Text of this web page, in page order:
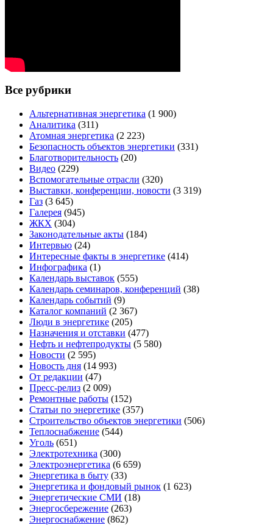
Все рубрики
Альтернативная энергетика (1 900)
Аналитика (311)
Атомная энергетика (2 223)
Безопасность объектов энергетики (331)
Благотворительность (20)
Видео (229)
Вспомогательные отрасли (320)
Выставки, конференции, новости (3 319)
Газ (3 645)
Галерея (945)
ЖКХ (304)
Законодательные акты (184)
Интервью (24)
Интересные факты в энергетике (414)
Инфографика (1)
Календарь выставок (555)
Календарь семинаров, конференций (38)
Календарь событий (9)
Каталог компаний (2 367)
Люди в энергетике (205)
Назначения и отставки (477)
Нефть и нефтепродукты (5 580)
Новости (2 595)
Новость дня (14 993)
От редакции (47)
Пресс-релиз (2 009)
Ремонтные работы (152)
Статьи по энергетике (357)
Строительство объектов энергетики (506)
Теплоснабжение (544)
Уголь (651)
Электротехника (300)
Электроэнергетика (6 659)
Энергетика в быту (33)
Энергетика и фондовый рынок (1 623)
Энергетические СМИ (18)
Энергосбережение (263)
Энергоснабжение (862)